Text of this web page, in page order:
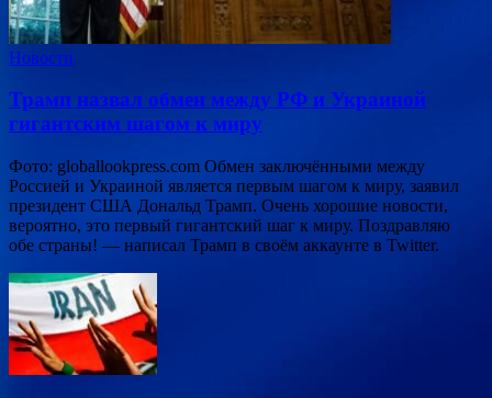
Новости
Трамп назвал обмен между РФ и Украиной
гигантским шагом к миру
Фото: globallookpress.com Обмен заключёнными между
Россией и Украиной является первым шагом к миру, заявил
президент США Дональд Трамп. Очень хорошие новости,
вероятно, это первый гигантский шаг к миру. Поздравляю
обе страны! — написал Трамп в своём аккаунте в Twitter.